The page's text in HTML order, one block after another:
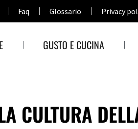
Faq Glossario Privacy
GUSTO E CUCINA
CULTURA